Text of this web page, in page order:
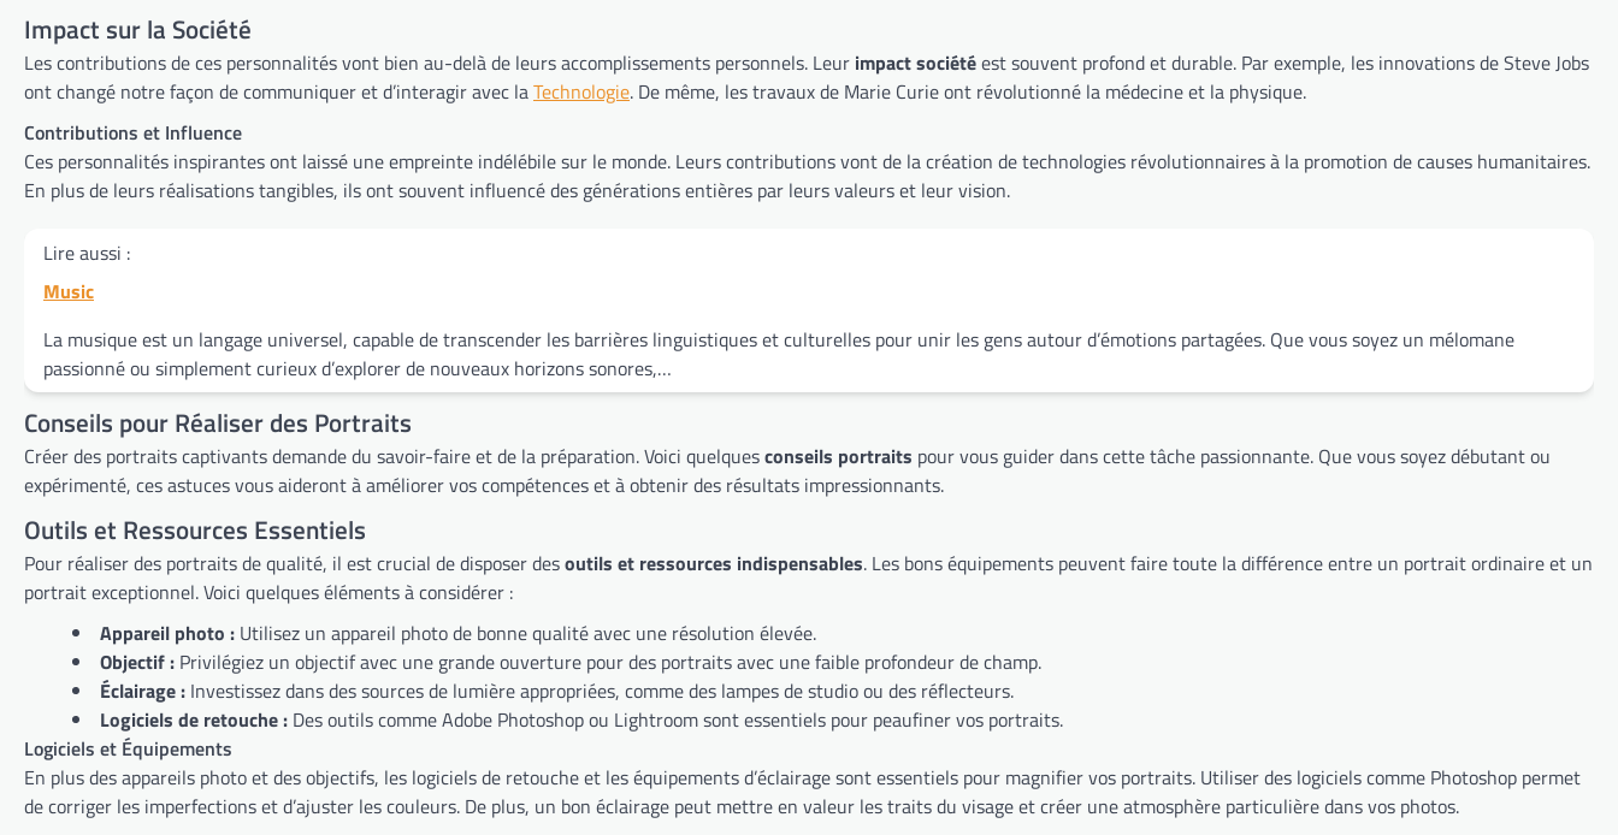
Impact sur la Société
Les contributions de ces personnalités vont bien au-delà de leurs accomplissements personnels. Leur impact sociétéest souvent profond et durable. Par exemple, les innovations de Steve Jobs
ont changé notre façon de communiquer et d’interagir avec laTechnologie. De même, les travaux de Marie Curie ont révolutionné la médecine et la physique.
Contributions et Influence
Ces personnalités inspirantes ont laissé une empreinte indélébile sur le monde. Leurs contributions vont de la création de technologies révolutionnaires à la promotion de causes humanitaires.
En plus de leurs réalisations tangibles, ils ont souvent influencé des générations entières par leurs valeurs et leur vision.
Lire aussi :
Music
La musique est un langage universel, capable de transcender les barrières linguistiques et culturelles pour unir les gens autour d’émotions partagées. Que vous soyez un mélomane
passionné ou simplement curieux d’explorer de nouveaux horizons sonores,…
Conseils pour Réaliser des Portraits
Créer des portraits captivants demande du savoir-faire et de la préparation. Voici quelquesconseils portraits pour vous guider dans cette tâche passionnante. Que vous soyez débutant ou
expérimenté, ces astuces vous aideront à améliorer vos compétences et à obtenir des résultats impressionnants.
Outils et Ressources Essentiels
Pour réaliser des portraits de qualité, il est crucial de disposer desoutils et ressources indispensables. Les bons équipements peuvent faire toute la différence entre un portrait ordinaire et un
portrait exceptionnel. Voici quelques éléments à considérer :
Appareil photo : Utilisez un appareil photo de bonne qualité avec une résolution élevée.
Objectif : Privilégiez un objectif avec une grande ouverture pour des portraits avec une faible profondeur de champ.
Éclairage : Investissez dans des sources de lumière appropriées, comme des lampes de studio ou des réflecteurs.
Logiciels de retouche : Des outils comme Adobe Photoshop ou Lightroom sont essentiels pour peaufiner vos portraits.
Logiciels et Équipements
En plus des appareils photo et des objectifs, les logiciels de retouche et les équipements d’éclairage sont essentiels pour magnifier vos portraits. Utiliser des logiciels comme Photoshop permet
de corriger les imperfections et d’ajuster les couleurs. De plus, un bon éclairage peut mettre en valeur les traits du visage et créer une atmosphère particulière dans vos photos.